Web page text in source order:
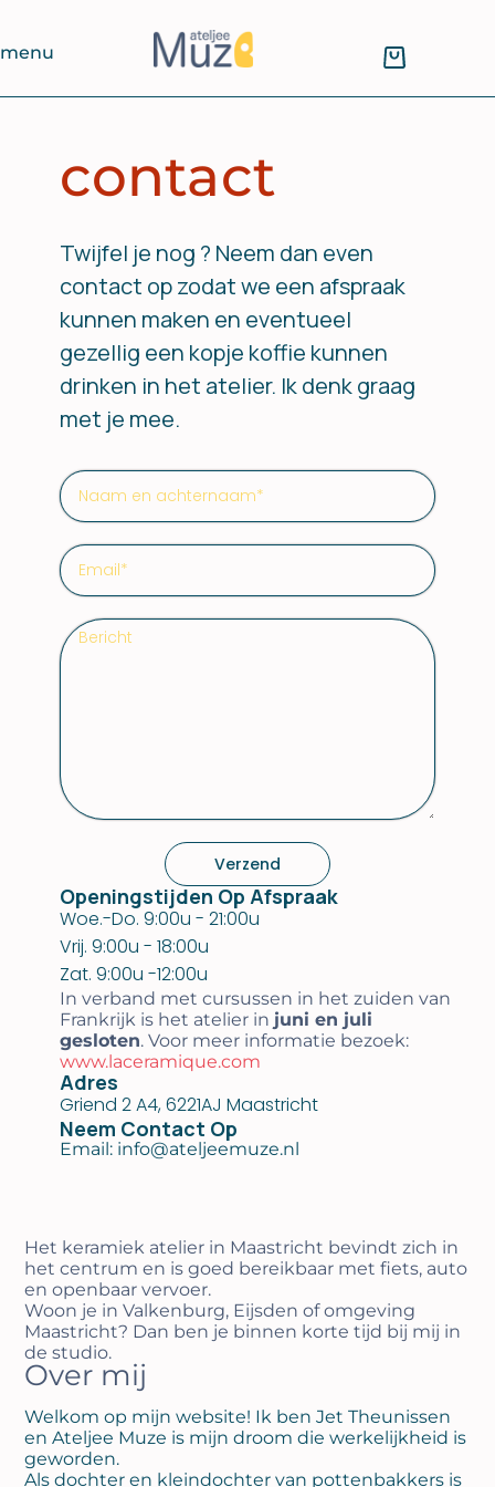
menu
contact
Twijfel je nog ? Neem dan even
contact op zodat we een afspraak
kunnen maken en eventueel
gezellig een kopje koffie kunnen
drinken in het atelier. Ik denk graag
met je mee.
Verzend
Openingstijden Op Afspraak
Woe.-Do. 9:00u - 21:00u
Vrij. 9:00u - 18:00u
Zat. 9:00u -12:00u
In verband met cursussen in het zuiden van
Frankrijk is het atelier in juni en juli
gesloten. Voor meer informatie bezoek:
www.laceramique.com
Adres
Griend 2 A4, 6221AJ Maastricht
Neem Contact Op
Email: info@ateljeemuze.nl
Het keramiek atelier in Maastricht bevindt zich in
het centrum en is goed bereikbaar met fiets, auto
en openbaar vervoer.
Woon je in Valkenburg, Eijsden of omgeving
Maastricht? Dan ben je binnen korte tijd bij mij in
de studio.
Over mij
Welkom op mijn website! Ik ben Jet Theunissen
en Ateljee Muze is mijn droom die werkelijkheid is
geworden.
Als dochter en kleindochter van pottenbakkers is